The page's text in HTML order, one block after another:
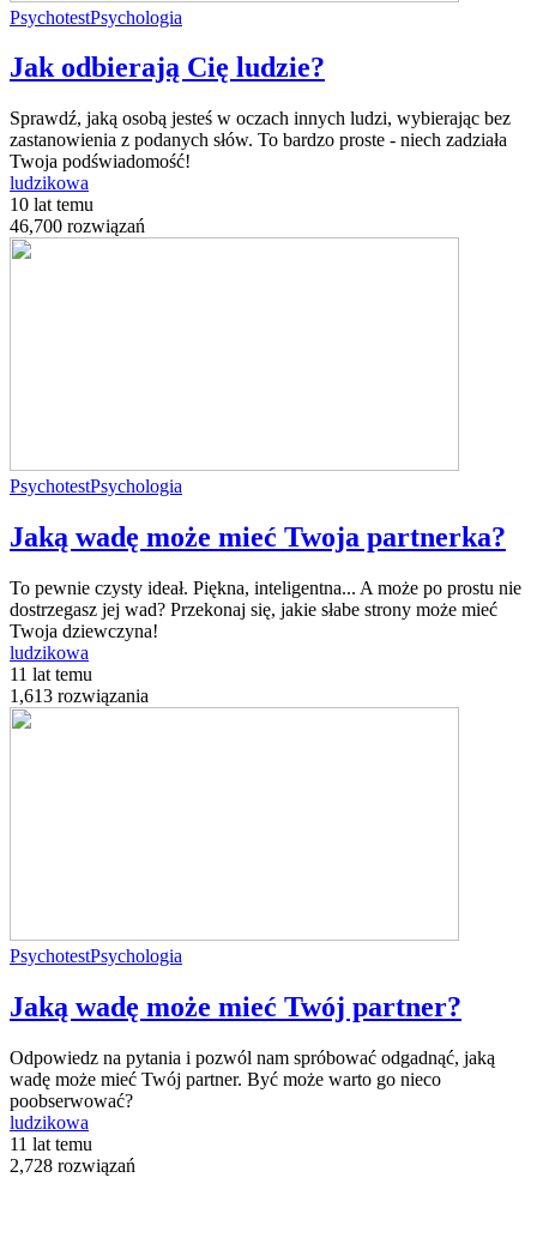
PsychotestPsychologia
Jak odbierają Cię ludzie?
Sprawdź, jaką osobą jesteś w oczach innych ludzi, wybierając bez
zastanowienia z podanych słów. To bardzo proste - niech zadziała
Twoja podświadomość!
ludzikowa
10 lat temu
46,700 rozwiązań
PsychotestPsychologia
Jaką wadę może mieć Twoja partnerka?
To pewnie czysty ideał. Piękna, inteligentna... A może po prostu nie
dostrzegasz jej wad? Przekonaj się, jakie słabe strony może mieć
Twoja dziewczyna!
ludzikowa
11 lat temu
1,613 rozwiązania
PsychotestPsychologia
Jaką wadę może mieć Twój partner?
Odpowiedz na pytania i pozwól nam spróbować odgadnąć, jaką
wadę może mieć Twój partner. Być może warto go nieco
poobserwować?
ludzikowa
11 lat temu
2,728 rozwiązań